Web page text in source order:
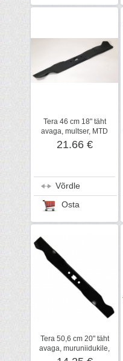
Tera 46 cm 18" täht
avaga, multser, MTD
21.66 €
Võrdle
Osta
Tera 50,6 cm 20" täht
avaga, muruniidukile,
MTD